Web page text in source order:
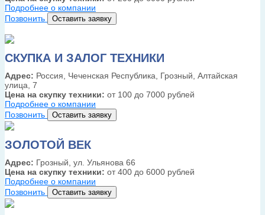
Подробнее о компании
Позвонить
Оставить заявку
СКУПКА И ЗАЛОГ ТЕХНИКИ
Адрес: Россия, Чеченская Республика, Грозный, Алтайская
улица, 7
Цена на скупку техники: от 100 до 7000 рублей
Подробнее о компании
Позвонить
Оставить заявку
ЗОЛОТОЙ ВЕК
Адрес: Грозный, ул. Ульянова 66
Цена на скупку техники: от 400 до 6000 рублей
Подробнее о компании
Позвонить
Оставить заявку